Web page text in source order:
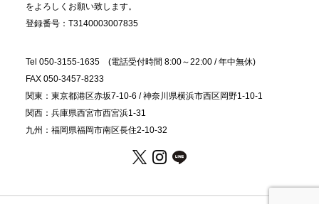
をよろしくお願い致します。
登録番号：T3140003007835
Tel 050-3155-1635 (電話受付時間 8:00～22:00 / 年中無休)
FAX 050-3457-8233
関東：東京都港区赤坂7-10-6 / 神奈川県横浜市西区岡野1-10-1
関西：兵庫県西宮市西宮浜1-31
九州：福岡県福岡市南区長住2-10-32